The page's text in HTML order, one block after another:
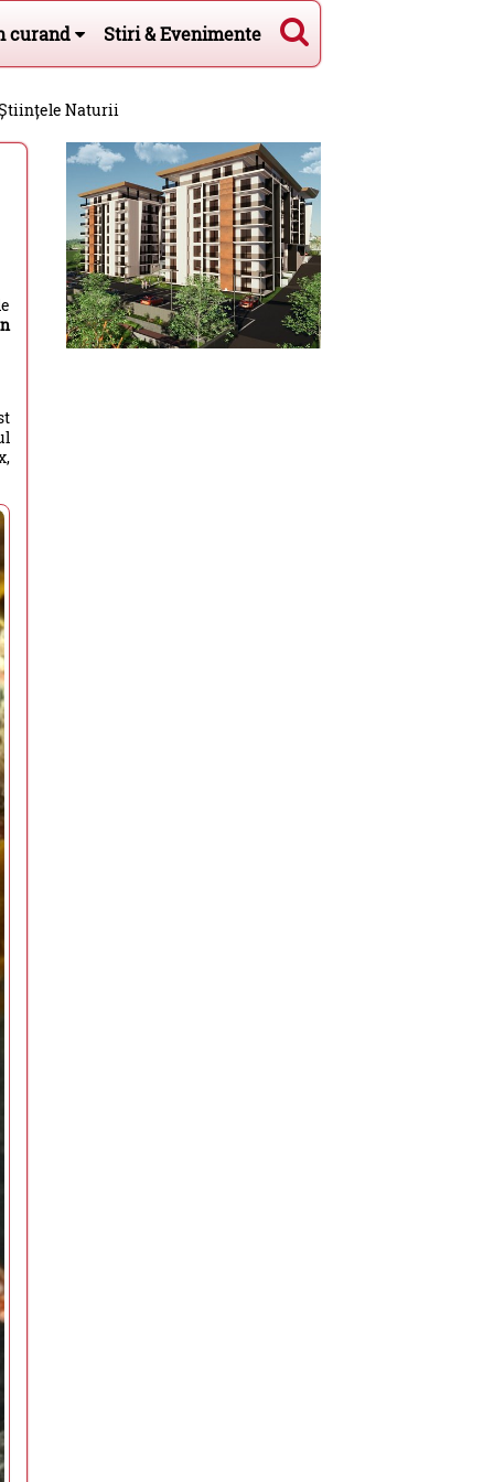
curand Stiri & Evenimente
Naturii